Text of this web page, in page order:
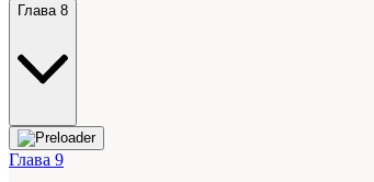
Глава 8
Глава 9